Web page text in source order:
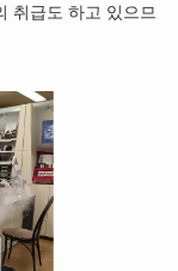
취급도 하고 있으므